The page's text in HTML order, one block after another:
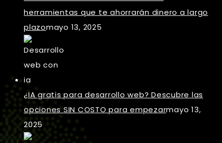
herramientas que te ahorrarán dinero a largo
plazomayo 13, 2025
¿IA gratis para desarrollo web? Descubre las
opciones SIN COSTO para empezarmayo 13,
2025